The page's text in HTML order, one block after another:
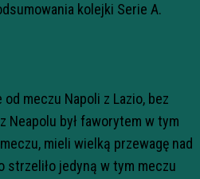
kolejki Serie A.
od meczu Napoli z Lazio, bez
Neapolu był faworytem w tym
mieli wielką przewagę nad
strzeliło jedyną w tym meczu